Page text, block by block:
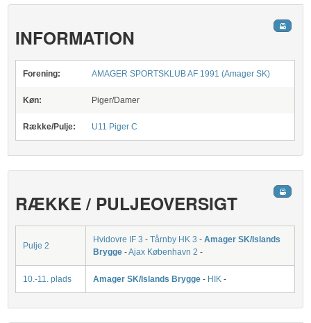
INFORMATION
Forening: AMAGER SPORTSKLUB AF 1991 (Amager SK)
Køn: Piger/Damer
Række/Pulje: U11 Piger C
RÆKKE / PULJEOVERSIGT
Pulje 2
Hvidovre IF 3 -Tårnby HK 3 -Amager SK/Islands
Brygge -Ajax København 2 -
10.-11. plads Amager SK/Islands Brygge - HIK-